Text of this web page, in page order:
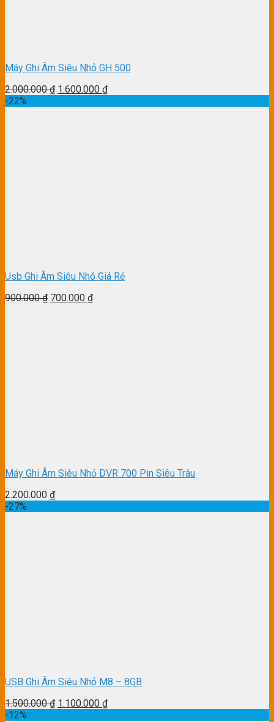
Máy Ghi Âm Siêu Nhỏ GH 500
2.000.000₫ 1.600.000 ₫
-22%
Usb Ghi Âm Siêu Nhỏ Giá Rẻ
900.000₫ 700.000 ₫
Máy Ghi Âm Siêu Nhỏ DVR 700 Pin Siêu Trâu
2.200.000 ₫
-27%
USB Ghi Âm Siêu Nhỏ M8 – 8GB
1.500.000₫ 1.100.000 ₫
-12%